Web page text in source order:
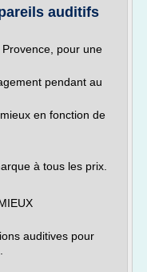
auditifs
pour une
pendant au
en fonction de
à tous les prix.
auditives pour